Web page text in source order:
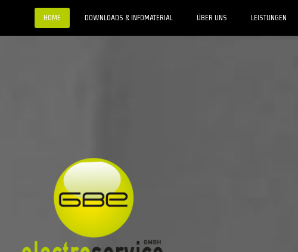
HOME DOWNLOADS & INFOMATERIAL ÜBER UNS LEISTUNGEN